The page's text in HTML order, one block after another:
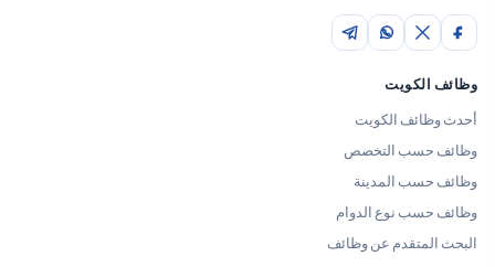
وظائف الكويت
أحدث وظائف الكويت
وظائف حسب التخصص
وظائف حسب المدينة
وظائف حسب نوع الدوام
البحث المتقدم عن وظائف